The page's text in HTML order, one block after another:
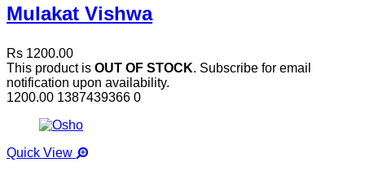
Mulakat Vishwa
Rs 1200.00
This product is OUT OF STOCK. Subscribe for email
notification upon availability.
1200.00 1387439366 0
Quick View